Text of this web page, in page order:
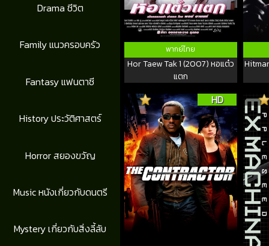
Drama ชีวิต
Family แนวครอบครัว
Fantasy แฟนตาซี
History ประวัติศาสตร์
Horror สยองขวัญ
Music หนังเกี่ยวกับดนตรี
Mystery เกี่ยวกับสิ่งลี้ลับ
พากย์ไทย
Hor Taew Tak 1 (2007) หอแต๋ว
แตก
HD